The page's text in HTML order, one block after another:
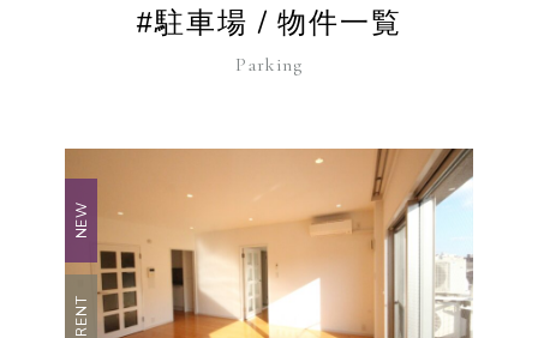
不動産管理
採用情報
#駐車場 / 物件一覧
Parking
RENT
NEW